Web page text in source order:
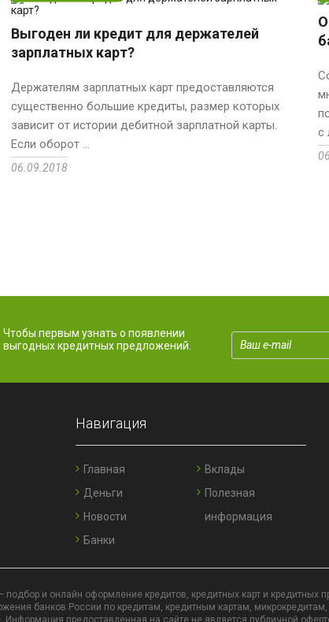
Выгоден ли кредит для держателей
зарплатных карт?
Держателям зарплатных карт предоставляются
существенно большие кредиты, размер которых
зависит от истории дебитной зарплатной карты.
Если оборот ...
06.09.2018
с
Чтобы первым узнать о появлении
выгодных кредитных предложений.
Навигация
Главная
Деньги
Новости
Банки
Вклады
Полезная
информация
и онлайн оформление кредитов, кредитных карт и кредитных
банков России по кредитам, кредитным картам,
Информация предоставленная на сайте не является публичной